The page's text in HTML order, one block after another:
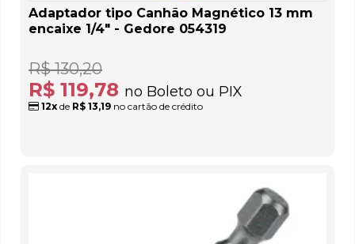
Adaptador tipo Canhão Magnético 13 mm
encaixe 1/4" - Gedore 054319
R$ 119,78 no Boleto ou PIX
R$ 130,20
12x de R$ 13,19 no cartão de crédito